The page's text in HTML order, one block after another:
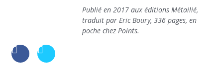
Publié en 2017 aux éditions Métailié,
traduit par Eric Boury, 336 pages, en
poche chez Points.